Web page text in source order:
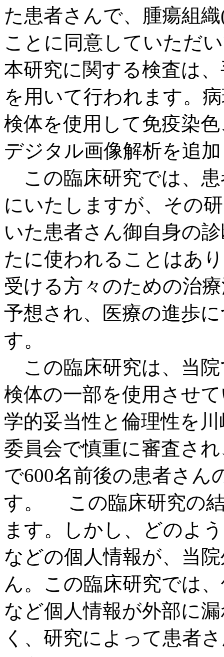
た患者さんで、腫瘍組
ことに同意していただ
本研究に関する検査は
を用いて行われます。
検体を使用して免疫染
デジタル画像解析を追
この臨床研究では、
にいたしますが、その
いた患者さん御自身の
たに使われることはあ
受ける方々のための治
予想され、医療の進歩
す。
この臨床研究は、当
検体の一部を使用させ
学的妥当性と倫理性を
委員会で慎重に審査さ
で600名前後の患者さん
す。 この臨床研究の
ます。しかし、どのよ
などの個人情報が、当
ん。この臨床研究では
など個人情報が外部に
く、研究によって患者